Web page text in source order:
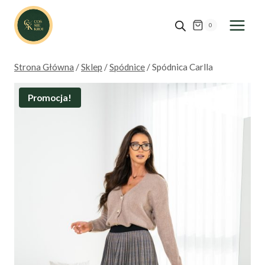
Przejdź
treści
0
Strona Główna /Sklep /Spódnice /Spódnica Carlla
Promocja!